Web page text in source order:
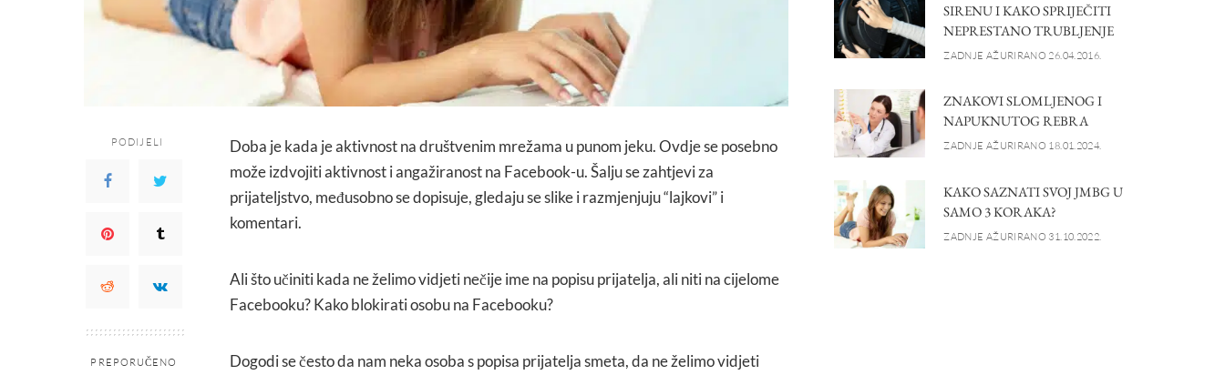
PODIJELI
PREPORUČENO
Doba je kada je aktivnost na društvenim mrežama u punom jeku. Ovdje se posebno
može izdvojiti aktivnost i angažiranost na Facebook-u. Šalju se zahtjevi za
prijateljstvo, međusobno se dopisuje, gledaju se slike i razmjenjuju “lajkovi” i
komentari.
Ali što učiniti kada ne želimo vidjeti nečije ime na popisu prijatelja, ali niti na cijelome
Facebooku? Kako blokirati osobu na Facebooku?
Dogodi se često da nam neka osoba s popisa prijatelja smeta, da ne želimo vidjeti
SIRENU I KAKO SPRIJEČITI
NEPRESTANO TRUBLJENJE
ZADNJE AŽURIRANO 26.04.2016.
ZNAKOVI SLOMLJENOG I
NAPUKNUTOG REBRA
ZADNJE AŽURIRANO 18.01.2024.
KAKO SAZNATI SVOJ JMBG U
SAMO 3 KORAKA?
ZADNJE AŽURIRANO 31.10.2022.